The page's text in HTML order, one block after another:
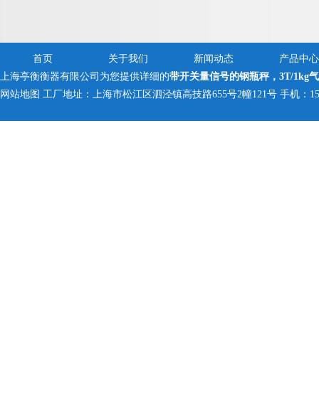
首页 关于我们 新闻动态
产品中心
上海亭衡衡器有限公司为您提供详细的带开关量信号的钢瓶秤，3T/1kg
网站地图 工厂地址：上海市松江区泗泾镇高技路655号2幢121号 手机：